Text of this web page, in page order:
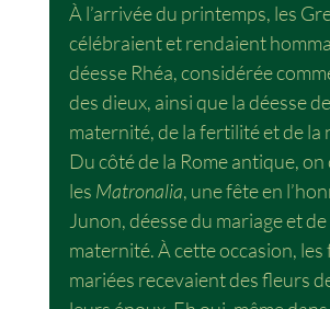
À l’arrivée du printemps, les
célébraient et rendaient
déesse Rhéa, considérée
des dieux, ainsi que la déesse
maternité, de la fertilité et de la
Du côté de la Rome antique,
les Matronalia, une fête en
Junon, déesse du mariage et de
maternité. À cette occasion, les
mariées recevaient des fleurs